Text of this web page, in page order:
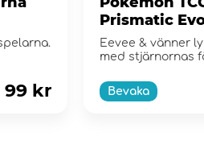
99 kr
Prismatic
Elite Trainer
Eevee & vänner
med stjärnornas
Bevaka